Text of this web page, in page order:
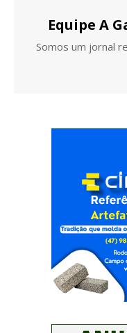
Equipe A
Somos um jornal